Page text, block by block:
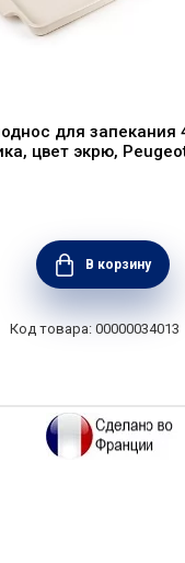
для запекания
цвет экрю,
В корзину
00000034013